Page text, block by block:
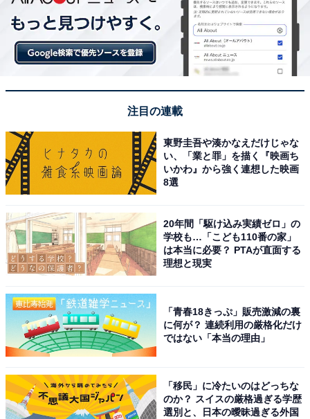
注目の連載
東野圭吾や湊かなえだけじゃな
い、「業と罪」を描く『映画ち
いかわ』から強く連想した映画
8選
20年間「駆け込み実績ゼロ」の
学校も…「こども110番の家」
は本当に必要？ PTAが直面する
理想と現実
「青春18きっぷ」販売激減の裏
に何が？ 連続利用の厳格化だけ
ではない「本当の理由」
「移民」に冷たいのはどっちな
のか？ スイスの厳格過ぎる学歴
選別と、日本の曖昧過ぎる外国